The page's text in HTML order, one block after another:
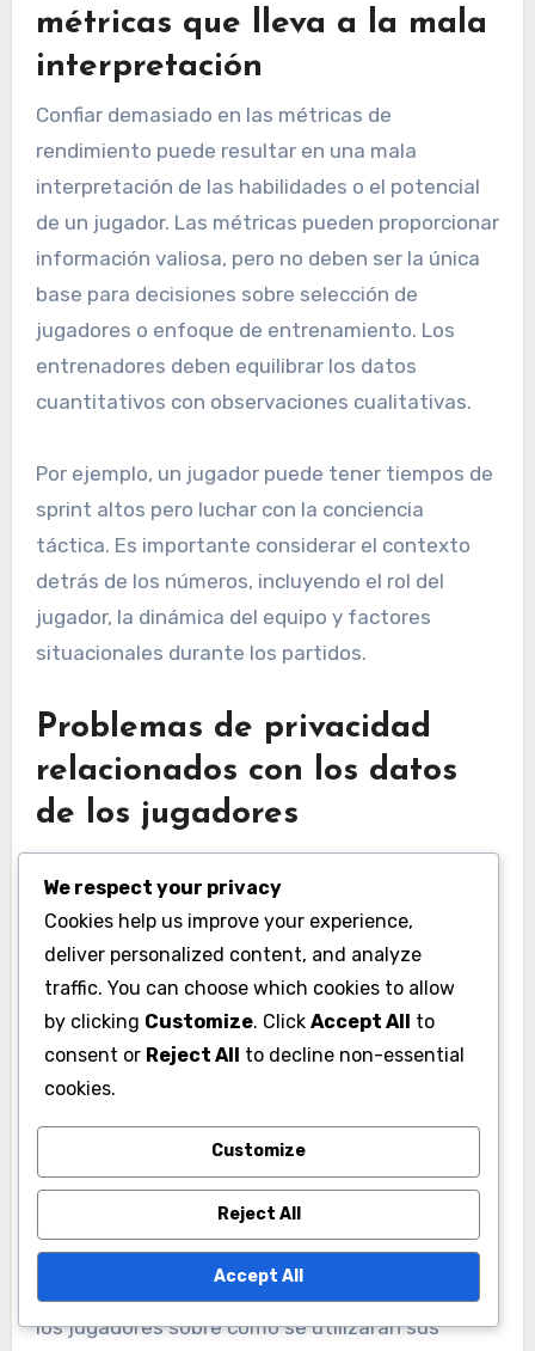
métricas que lleva a la mala
interpretación
Confiar demasiado en las métricas de
rendimiento puede resultar en una mala
interpretación de las habilidades o el potencial
de un jugador. Las métricas pueden proporcionar
información valiosa, pero no deben ser la única
base para decisiones sobre selección de
jugadores o enfoque de entrenamiento. Los
entrenadores deben equilibrar los datos
cuantitativos con observaciones cualitativas.
Por ejemplo, un jugador puede tener tiempos de
sprint altos pero luchar con la conciencia
táctica. Es importante considerar el contexto
detrás de los números, incluyendo el rol del
jugador, la dinámica del equipo y factores
situacionales durante los partidos.
Problemas de privacidad
relacionados con los datos
de los jugadores
La privacidad de los datos de los jugadores es
una preocupación significativa en la evaluación
de métricas de rendimiento. Recopilar y
almacenar información sensible requiere
éticos. En Vietnam, las organizaciones deben
asegurar el cumplimiento de las leyes de
información de los jugadores.
Los equipos deben implementar estrictos
controles de acceso a los datos y anonimizar la
información siempre que sea posible. Educar a
los jugadores sobre cómo se utilizarán sus
We respect your privacy
Cookies help us improve your experience,
deliver personalized content, and analyze
traffic. You can choose which cookies to allow
by clicking Customize. Click Accept All to
consent or Reject All to decline non-essential
cookies.
Customize
Reject All
Accept All